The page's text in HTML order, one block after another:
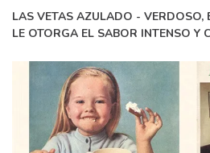
LAS VETAS AZULADO - VERDOSO,
LE OTORGA EL SABOR INTENSO Y